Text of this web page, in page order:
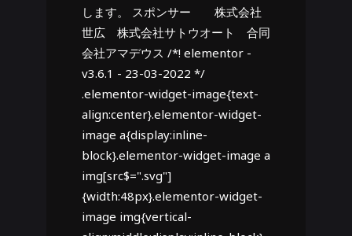
します。 スポンサー 株式会社
世広 株式会社サトウオート 合同
会社アマデウス /*! elementor -
v3.6.1 - 23-03-2022 */
.elementor-widget-image{text-
align:center}.elementor-widget-
image a{display:inline-
block}.elementor-widget-image a
img[src$=".svg"]
{width:48px}.elementor-widget-
image img{vertical-